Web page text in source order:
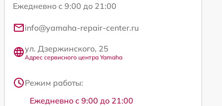
Ежедневно с 9:00 до 21:00
info@yamaha-repair-center.ru
ул. Дзержинского, 25
Адрес сервисного центра Yamaha
Режим работы:
Ежедневно с 9:00 до 21:00